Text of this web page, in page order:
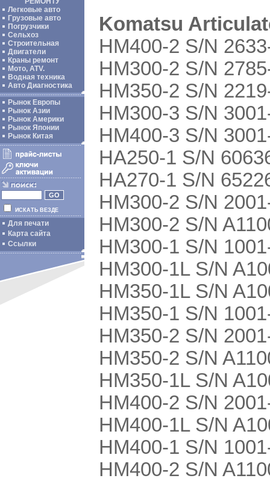
Легковые авто
Грузовые авто
Погрузчики
Сельхоз
Строительная
Двигатели
Краны ремонт
Мото, ATV.
Водная техника
Авто Диагностика
Рынок Европы
Рынок Азии
Рынок Америки
Рынок Японии
Рынок Китая
ИСКАТЬ ВЕЗДЕ
Для печати
Карта сайта
Ссылки
Komatsu
HM400-2 S/N
HM300-2 S/N
HM350-2 S/N
HM300-3 S/N
HM400-3 S/N
HA250-1 S/N
HA270-1 S/N
HM300-2 S/N
HM300-2 S/N
HM300-1 S/N
HM300-1L S/N
HM350-1L S/N
HM350-1 S/N
HM350-2 S/N
HM350-2 S/N
HM350-1L S/N
HM400-2 S/N
HM400-1L S/N
HM400-1 S/N
HM400-2 S/N